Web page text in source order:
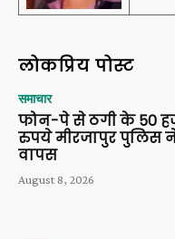
लोकप्रिय पोस्ट
समाचार
फोन-पे से ठगी के 50
रुपये मीरजापुर पुलिस
वापस
August 8, 2026